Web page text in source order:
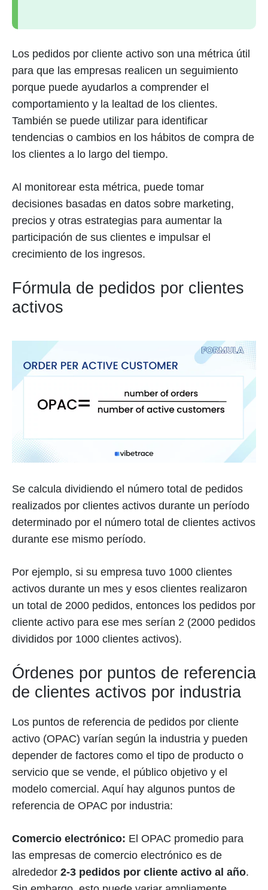
Los pedidos por cliente activo son una métrica útil
para que las empresas realicen un seguimiento
porque puede ayudarlos a comprender el
comportamiento y la lealtad de los clientes.
También se puede utilizar para identificar
tendencias o cambios en los hábitos de compra de
los clientes a lo largo del tiempo.
Al monitorear esta métrica, puede tomar
decisiones basadas en datos sobre marketing,
precios y otras estrategias para aumentar la
participación de sus clientes e impulsar el
crecimiento de los ingresos.
Fórmula de pedidos por clientes
activos
Se calcula dividiendo el número total de pedidos
realizados por clientes activos durante un período
determinado por el número total de clientes activos
durante ese mismo período.
Por ejemplo, si su empresa tuvo 1000 clientes
activos durante un mes y esos clientes realizaron
un total de 2000 pedidos, entonces los pedidos por
cliente activo para ese mes serían 2 (2000 pedidos
divididos por 1000 clientes activos).
Órdenes por puntos de referencia
de clientes activos por industria
Los puntos de referencia de pedidos por cliente
activo (OPAC) varían según la industria y pueden
depender de factores como el tipo de producto o
servicio que se vende, el público objetivo y el
modelo comercial. Aquí hay algunos puntos de
referencia de OPAC por industria:
Comercio electrónico: El OPAC promedio para
las empresas de comercio electrónico es de
alrededor 2-3 pedidos por cliente activo al año.